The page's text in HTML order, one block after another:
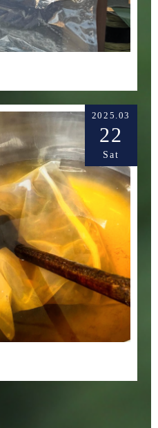
2025.03
22
Sat